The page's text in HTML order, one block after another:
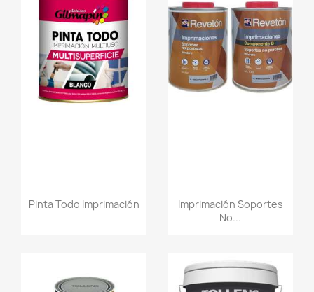
Pinta Todo Imprimación
Imprimación Soportes
No...